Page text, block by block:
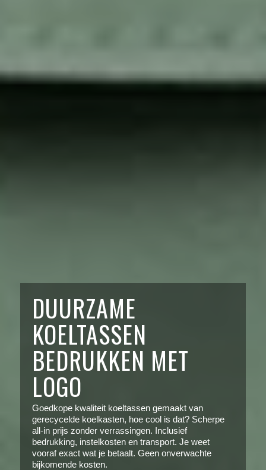
DUURZAME
KOELTASSEN
BEDRUKKEN MET
LOGO
Goedkope kwaliteit koeltassen gemaakt van
gerecycelde koelkasten, hoe cool is dat? Scherpe
all-in prijs zonder verrassingen. Inclusief
bedrukking, instelkosten en transport. Je weet
vooraf exact wat je betaalt. Geen onverwachte
bijkomende kosten.